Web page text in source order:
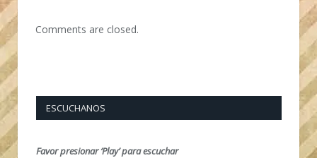
Comments are closed.
ESCUCHANOS
Favor presionar ‘Play’ para escuchar